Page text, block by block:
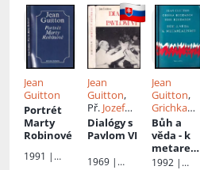
Jean
Guitton
Portrét
Marty
Robinové
1991 |
Jean
Guitton,
Př. Jozef
Tomko,
Anton
Jozef
Dialógy s
Pavlom VI
1969 |
Jean
Guitton,
Grichka
Bogdanoff
Igor
Bogdanoff
Bůh a
věda - k
metareali
smu
1992 |